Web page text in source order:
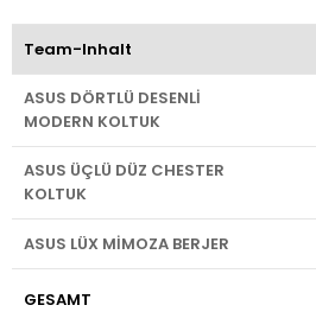
Team-Inhalt
ASUS DÖRTLÜ DESENLİ
MODERN KOLTUK
ASUS ÜÇLÜ DÜZ CHESTER
KOLTUK
ASUS LÜX MİMOZA BERJER
GESAMT